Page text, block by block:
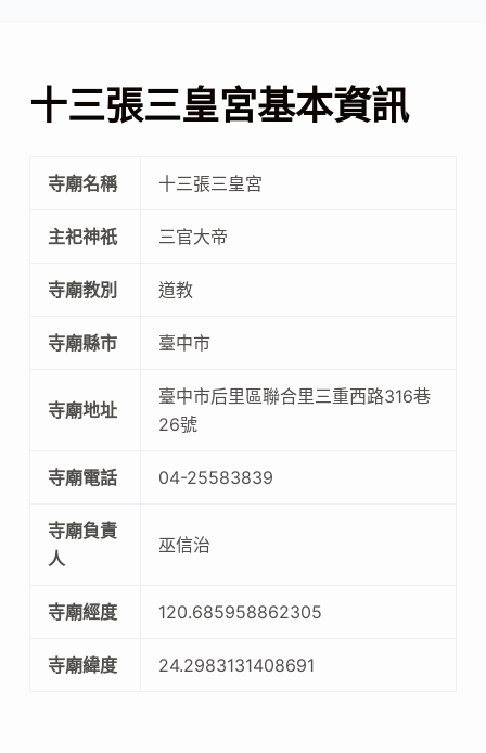
十三張三皇宮基本資訊
寺廟名稱 十三張三皇宮
主祀神祇 三官大帝
寺廟教別 道教
寺廟縣市 臺中市
寺廟地址
臺中市后里區聯合里三重西路316巷
26號
寺廟電話 04-25583839
寺廟負責
人
巫信治
寺廟經度 120.685958862305
寺廟緯度 24.2983131408691